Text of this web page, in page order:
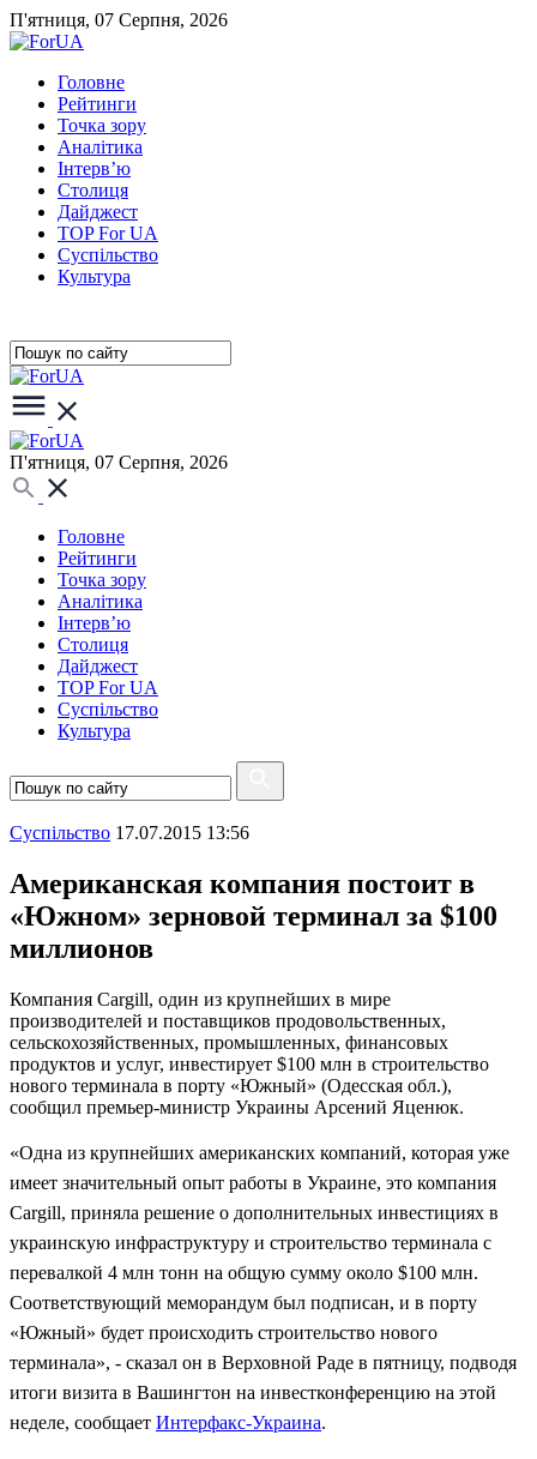
П'ятниця, 07 Серпня, 2026
Головне
Рейтинги
Точка зору
Аналітика
Інтерв’ю
Столиця
Дайджест
TOP For UA
Суспiльство
Культура
П'ятниця, 07 Серпня, 2026
Головне
Рейтинги
Точка зору
Аналітика
Інтерв’ю
Столиця
Дайджест
TOP For UA
Суспiльство
Культура
Суспiльство 17.07.2015 13:56
Американская компания постоит в
«Южном» зерновой терминал за $100
миллионов
Компания Cargill, один из крупнейших в мире
производителей и поставщиков продовольственных,
сельскохозяйственных, промышленных, финансовых
продуктов и услуг, инвестирует $100 млн в строительство
нового терминала в порту «Южный» (Одесская обл.),
сообщил премьер-министр Украины Арсений Яценюк.
«Одна из крупнейших американских компаний, которая уже
имеет значительный опыт работы в Украине, это компания
Cargill, приняла решение о дополнительных инвестициях в
украинскую инфраструктуру и строительство терминала с
перевалкой 4 млн тонн на общую сумму около $100 млн.
Соответствующий меморандум был подписан, и в порту
«Южный» будет происходить строительство нового
терминала», - сказал он в Верховной Раде в пятницу, подводя
итоги визита в Вашингтон на инвестконференцию на этой
неделе, сообщает Интерфакс-Украина.